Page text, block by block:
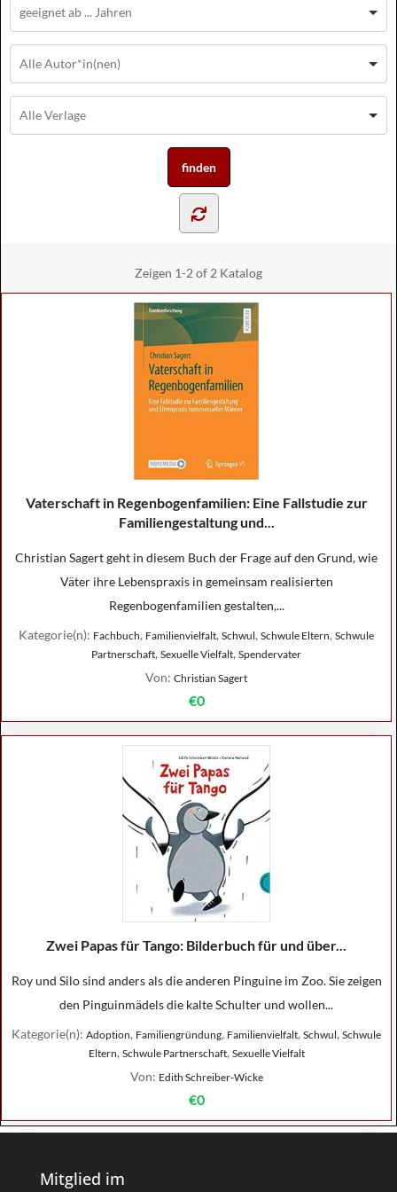
Zeigen 1-2 of 2 Katalog
Vaterschaft in Regenbogenfamilien: Eine Fallstudie zur
Familiengestaltung und...
Christian Sagert geht in diesem Buch der Frage auf den Grund, wie
Väter ihre Lebenspraxis in gemeinsam realisierten
Regenbogenfamilien gestalten,...
Kategorie(n): Fachbuch, Familienvielfalt, Schwul, Schwule Eltern, Schwule
Partnerschaft, Sexuelle Vielfalt, Spendervater
Von: Christian Sagert
€0
Zwei Papas für Tango: Bilderbuch für und über...
Roy und Silo sind anders als die anderen Pinguine im Zoo. Sie zeigen
den Pinguinmädels die kalte Schulter und wollen...
Kategorie(n): Adoption, Familiengründung, Familienvielfalt, Schwul, Schwule
Eltern, Schwule Partnerschaft, Sexuelle Vielfalt
Von: Edith Schreiber-Wicke
€0
Mitglied im